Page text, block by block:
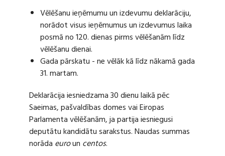
Vēlēšanu ieņēmumu un izdevumu deklarāciju,
norādot visus ieņēmumus un izdevumus laika
posmā no 120. dienas pirms vēlēšanām līdz
vēlēšanu dienai.
Gada pārskatu - ne vēlāk kā līdz nākamā gada
31. martam.
Deklarācija iesniedzama 30 dienu laikā pēc
Saeimas, pašvaldības domes vai Eiropas
Parlamenta vēlēšanām, ja partija iesniegusi
deputātu kandidātu sarakstus. Naudas summas
norāda euroun centos.